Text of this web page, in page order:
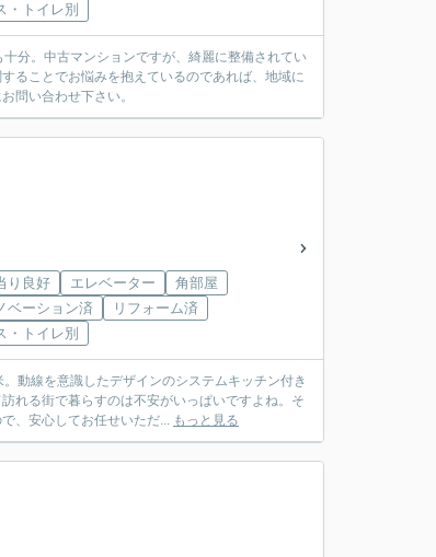
・トイレ別
分。中古マンションですが、綺麗に整備されてい
ることでお悩みを抱えているのであれば、地域に
問い合わせ下さい。
り良好 エレベーター
角部屋
ベーション済
リフォーム済
・トイレ別
動線を意識したデザインのシステムキッチン付き
れる街で暮らすのは不安がいっぱいですよね。そ
、安心してお任せいただ... もっと見る